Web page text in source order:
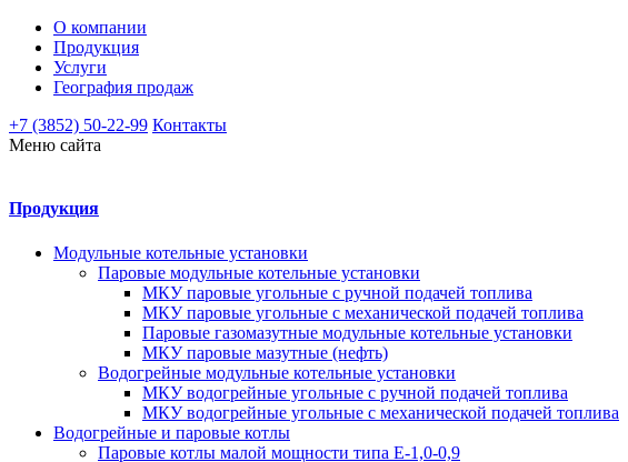
О компании
Продукция
Услуги
География продаж
+7 (3852) 50-22-99 Контакты
Меню сайта
Продукция
Модульные котельные установки
Паровые модульные котельные установки
МКУ паровые угольные с ручной подачей топлива
МКУ паровые угольные с механической подачей топлива
Паровые газомазутные модульные котельные установки
МКУ паровые мазутные (нефть)
Водогрейные модульные котельные установки
МКУ водогрейные угольные с ручной подачей топлива
МКУ водогрейные угольные с механической подачей топлива
Водогрейные и паровые котлы
Паровые котлы малой мощности типа Е-1,0-0,9